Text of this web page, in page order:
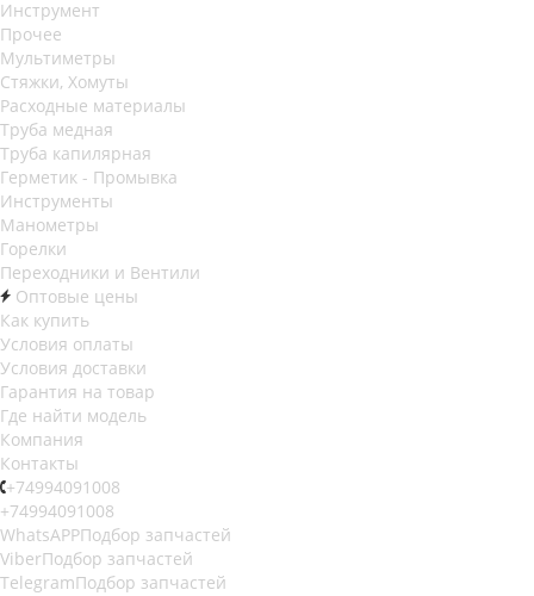
Инструмент
Прочее
Мультиметры
Стяжки, Хомуты
Расходные материалы
Труба медная
Труба капилярная
Герметик - Промывка
Инструменты
Манометры
Горелки
Переходники и Вентили
Оптовые цены
Как купить
Условия оплаты
Условия доставки
Гарантия на товар
Где найти модель
Компания
Контакты
+74994091008
+74994091008
WhatsAPPПодбор запчастей
ViberПодбор запчастей
TelegramПодбор запчастей